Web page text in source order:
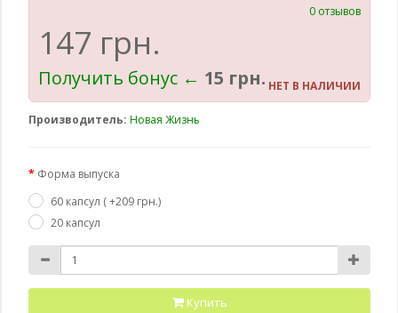
0 отзывов
147 грн.
Получить бонус ← 15 грн. НЕТ В НАЛИЧИИ
Производитель: Новая Жизнь
Форма выпуска
60 капсул ( +209 грн.)
20 капсул
Купить